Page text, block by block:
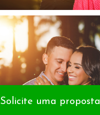
Solicite uma proposta